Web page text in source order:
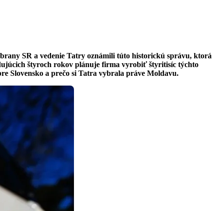
SR a vedenie Tatry oznámili túto historickú správu, ktorá
štyroch rokov plánuje firma vyrobiť štyritisíc týchto
Slovensko a prečo si Tatra vybrala práve Moldavu.